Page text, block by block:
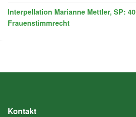
Interpellation Marianne Mettler, SP:
Frauenstimmrecht
Kontakt